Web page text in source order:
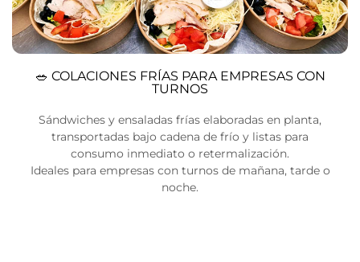
🥗 COLACIONES FRÍAS PARA EMPRESAS CON
TURNOS
Sándwiches y ensaladas frías elaboradas en planta,
transportadas bajo cadena de frío y listas para
consumo inmediato o retermalización.
Ideales para empresas con turnos de mañana, tarde o
noche.